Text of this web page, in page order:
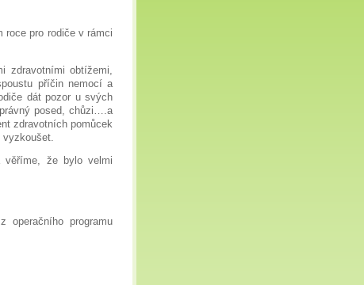
roce pro rodiče v rámci
obtížemi,
příčin nemocí a
dát pozor u svých
posed, chůzi….a
zdravotních pomůcek
věříme, že bylo velmi
operačního programu